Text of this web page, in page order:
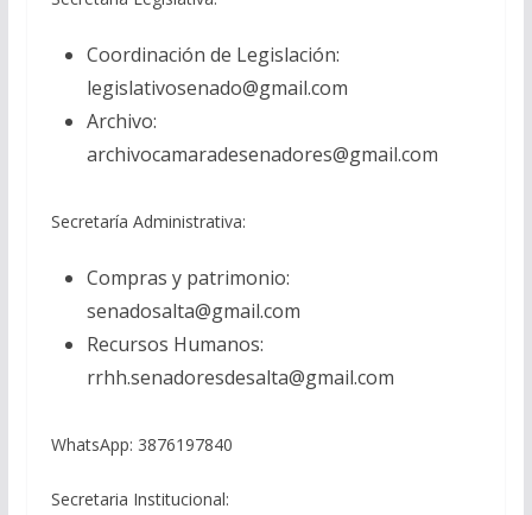
Coordinación de Legislación:
legislativosenado@gmail.com
Archivo:
archivocamaradesenadores@gmail.com
Secretaría Administrativa:
Compras y patrimonio:
senadosalta@gmail.com
Recursos Humanos:
rrhh.senadoresdesalta@gmail.com
WhatsApp: 3876197840
Secretaria Institucional: